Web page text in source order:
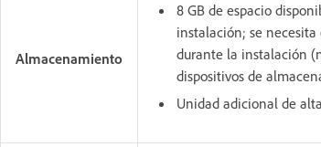
Almacenamiento
8 GB de espacio
instalación; se
durante la instalación
dispositivos de
Unidad adicional de